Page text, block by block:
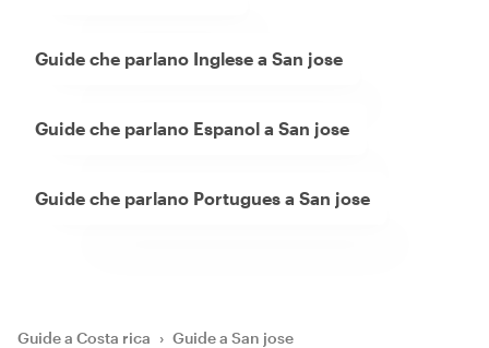
Guide che parlano Inglese a San jose
Guide che parlano Espanol a San jose
Guide che parlano Portugues a San jose
Guide a Costa rica › Guide a San jose